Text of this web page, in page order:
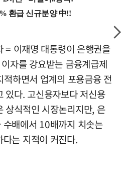
= 이재명 대통령이 은행권을
자를 강요받는 금융계급제
하면서 업계의 포용금융 전
있다. 고신용자보다 저신용
상식적인 시장논리지만, 은
배에서 10배까지 치솟는
는 지적이 커진다.